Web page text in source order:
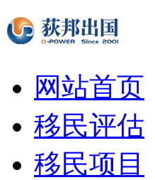
网站首页
移民评估
移民项目